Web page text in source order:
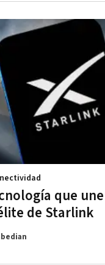
que
de Starlink